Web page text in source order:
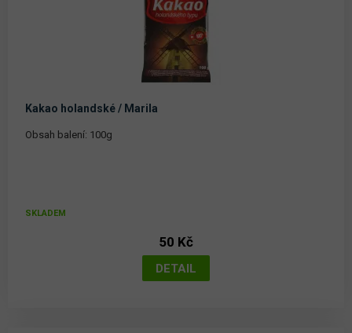
Kakao holandské / Marila
Obsah balení: 100g
SKLADEM
50 Kč